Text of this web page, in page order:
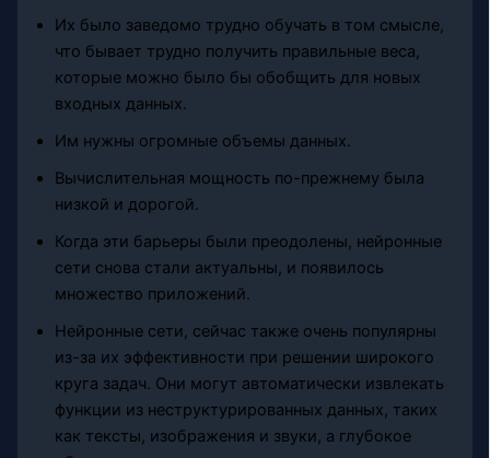
Их было заведомо трудно обучать в том смысле,
что бывает трудно получить правильные веса,
которые можно было бы обобщить для новых
входных данных.
Им нужны огромные объемы данных.
Вычислительная мощность по-прежнему была
низкой и дорогой.
Когда эти барьеры были преодолены, нейронные
сети снова стали актуальны, и появилось
множество приложений.
Нейронные сети, сейчас также очень популярны
из-за их эффективности при решении широкого
круга задач. Они могут автоматически извлекать
функции из неструктурированных данных, таких
как тексты, изображения и звуки, а глубокое